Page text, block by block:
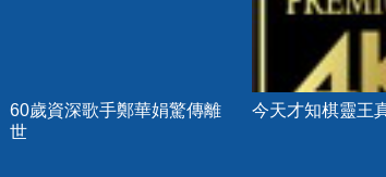
60歲資深歌手鄭華娟驚傳離
世
今天才知棋靈王